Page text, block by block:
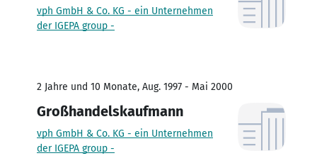
vph GmbH & Co. KG - ein Unternehmen
der IGEPA group -
2 Jahre und 10 Monate, Aug. 1997 - Mai 2000
Großhandelskaufmann
vph GmbH & Co. KG - ein Unternehmen
der IGEPA group -